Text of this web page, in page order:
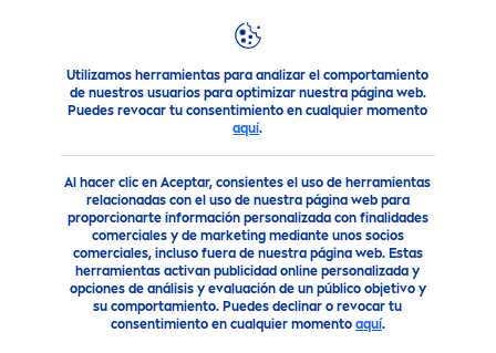
Utilizamos herramientas para analizar el comportamiento
de nuestros usuarios para optimizar nuestra página web.
Puedes revocar tu consentimiento en cualquier momento
aquí.
Al hacer clic en Aceptar, consientes el uso de herramientas
relacionadas con el uso de nuestra página web para
proporcionarte información personalizada con finalidades
comerciales y de marketing mediante unos socios
comerciales, incluso fuera de nuestra página web. Estas
herramientas activan publicidad online personalizada y
opciones de análisis y evaluación de un público objetivo y
su comportamiento. Puedes declinar o revocar tu
consentimiento en cualquier momento aquí.
Consejo Nivea® está contigo siempre: Dulces sueños +